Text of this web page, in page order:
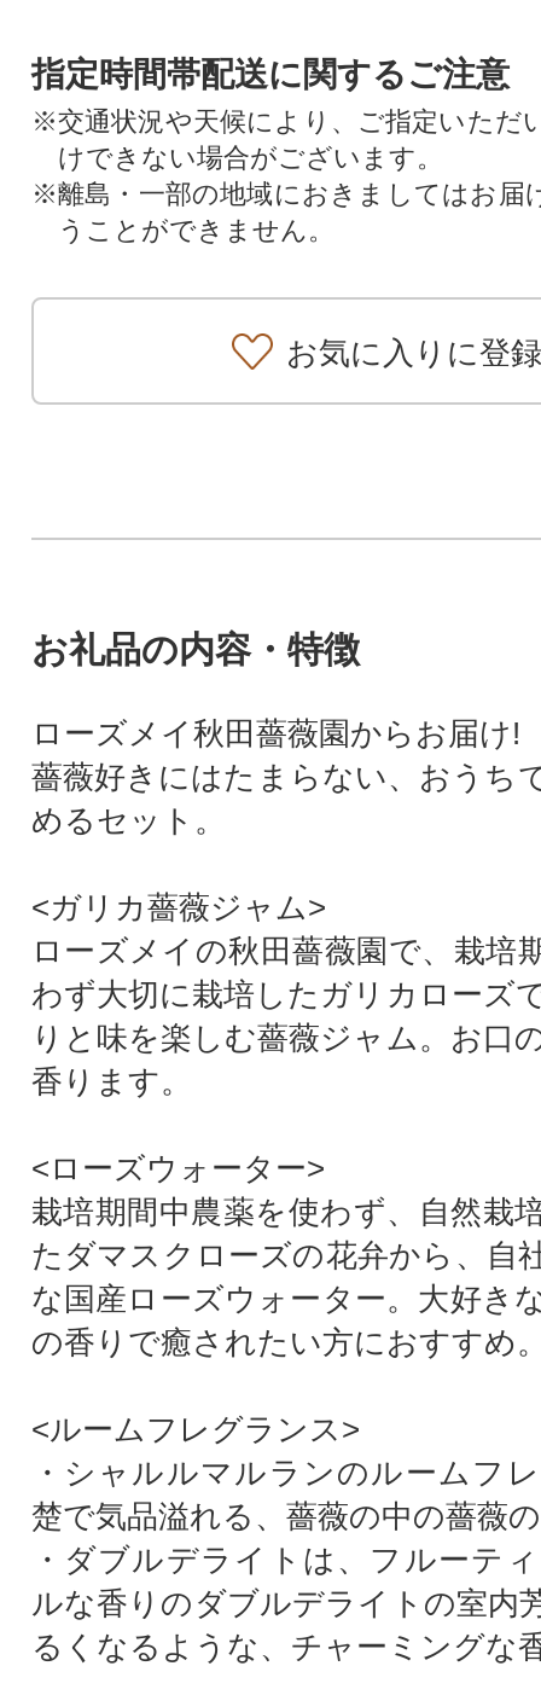
指定時間帯配送に関するご注意
※交通状況や天候により、ご指定いただ
けできない場合がございます。
※離島・一部の地域におきましてはお届
うことができません。
お気に入りに登録
お礼品の内容・特徴
ローズメイ秋田薔薇園からお届け!
薔薇好きにはたまらない、おうち
めるセット。
<ガリカ薔薇ジャム>
ローズメイの秋田薔薇園で、栽培
わず大切に栽培したガリカローズ
りと味を楽しむ薔薇ジャム。お口
香ります。
<ローズウォーター>
栽培期間中農薬を使わず、自然栽
たダマスクローズの花弁から、自
な国産ローズウォーター。大好き
の香りで癒されたい方におすすめ
<ルームフレグランス>
・シャルルマルランのルームフ
楚で気品溢れる、薔薇の中の薔薇
・ダブルデライトは、フルーテ
ルな香りのダブルデライトの室内
るくなるような、チャーミングな